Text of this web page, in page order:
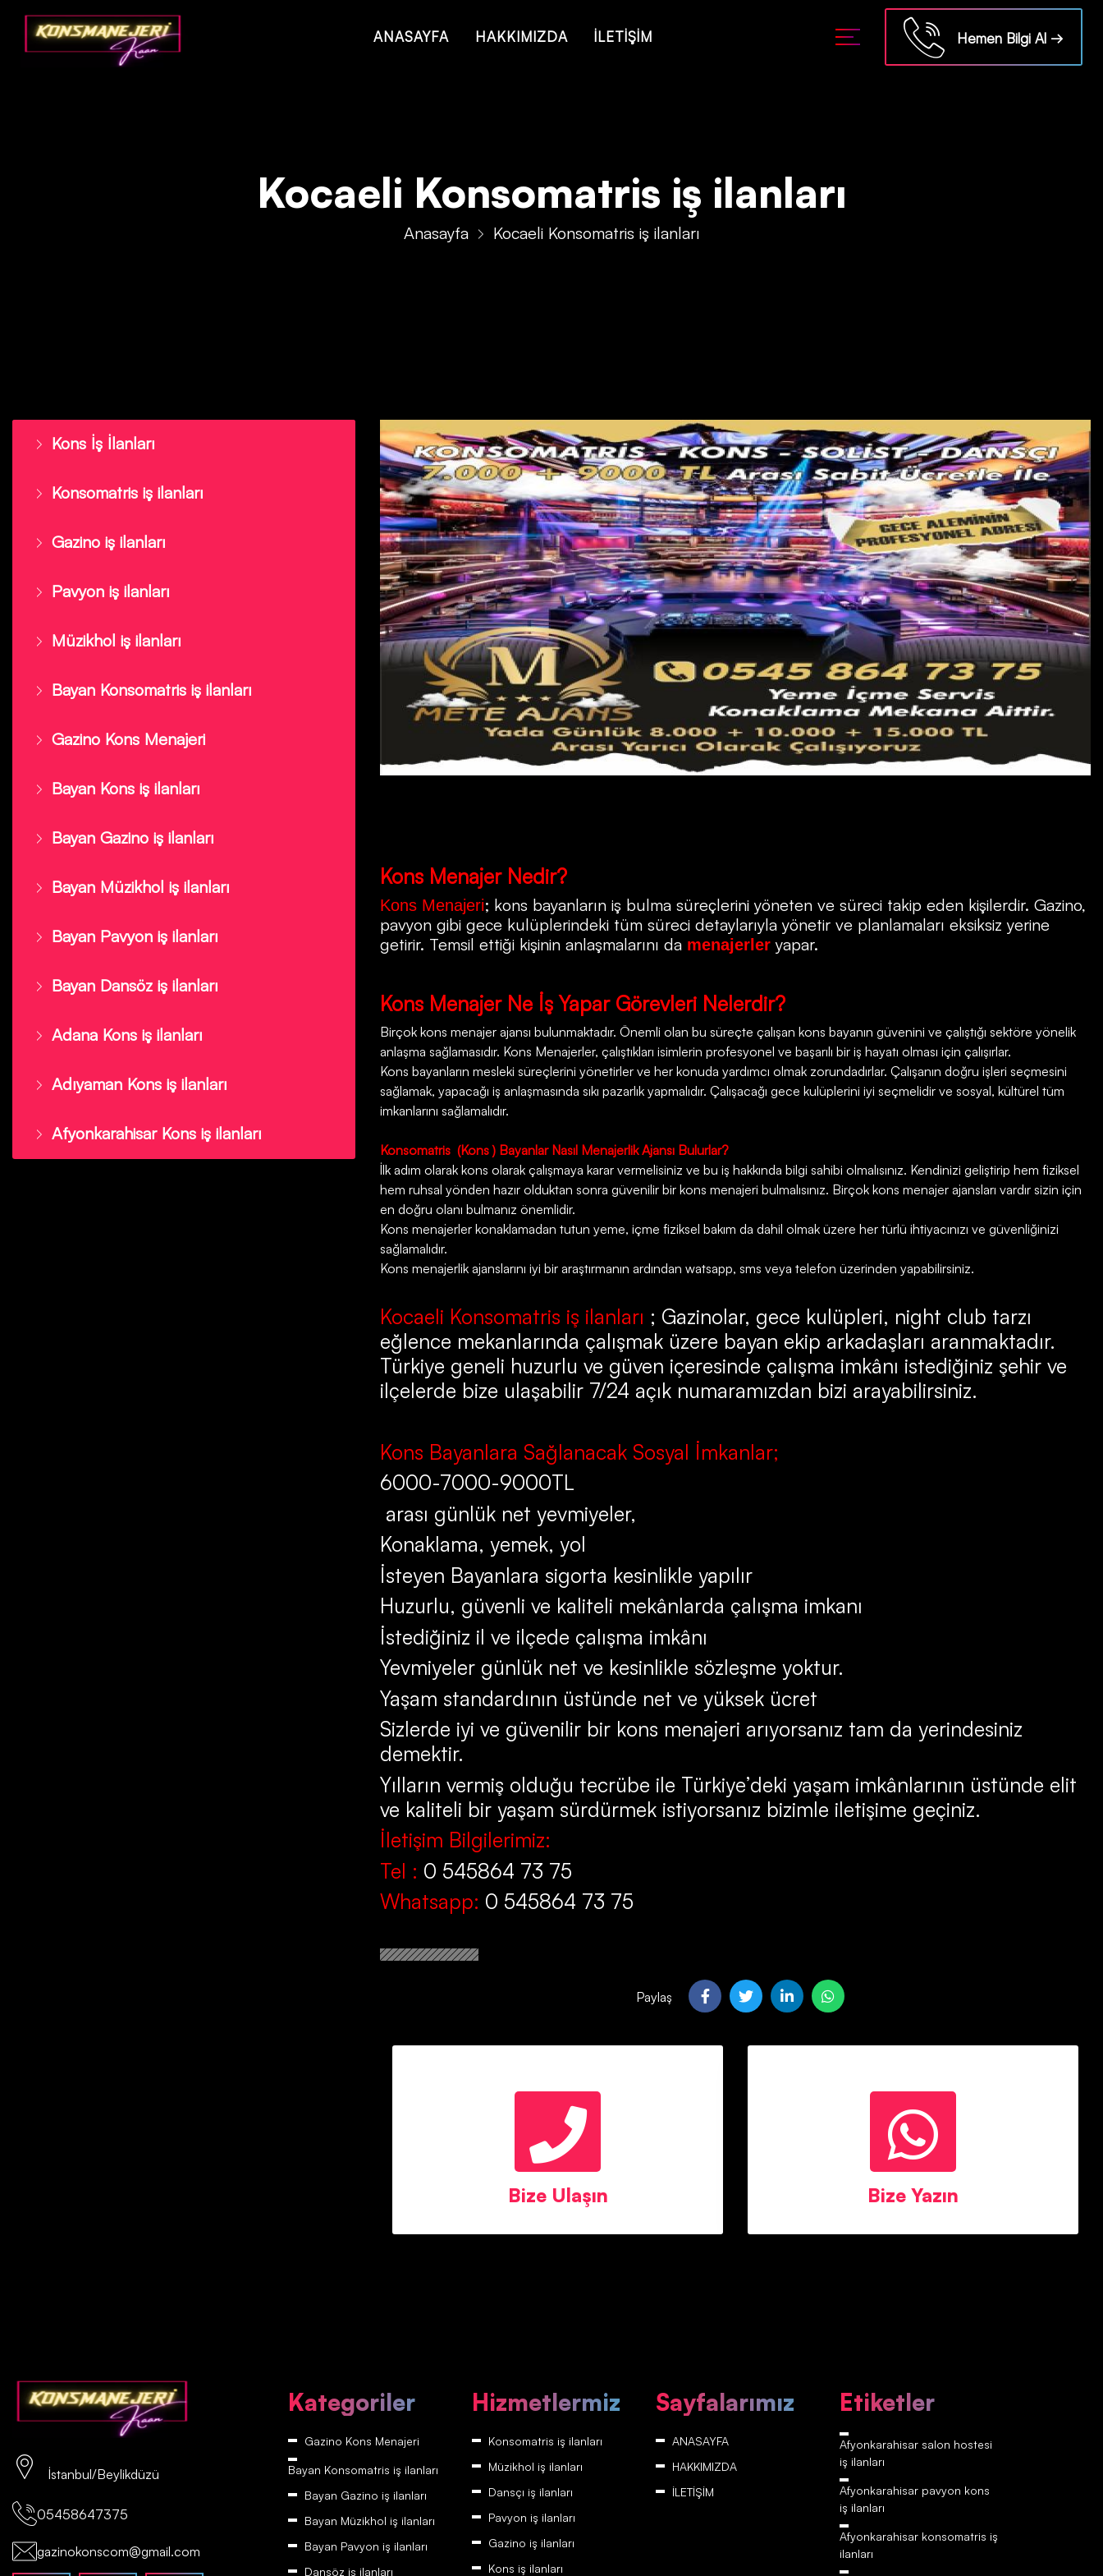
ANASAYFA HAKKIMIZDA İLETİŞİM Hemen Bilgi Al →
Kocaeli Konsomatris iş ilanları
Anasayfa Kocaeli Konsomatris iş ilanları
Kons İş İlanları
Konsomatris iş ilanları
Gazino iş ilanları
Pavyon iş ilanları
Müzikhol iş ilanları
Bayan Konsomatris iş ilanları
Gazino Kons Menajeri
Bayan Kons iş ilanları
Bayan Gazino iş ilanları
Bayan Müzikhol iş ilanları
Bayan Pavyon iş ilanları
Bayan Dansöz iş ilanları
Adana Kons iş ilanları
Adıyaman Kons iş ilanları
Afyonkarahisar Kons iş ilanları
Kons Menajer Nedir?
Kons Menajeri; kons bayanların iş bulma süreçlerini yöneten ve süreci takip eden kişilerdir. Gazino,
pavyon gibi gece kulüplerindeki tüm süreci detaylarıyla yönetir ve planlamaları eksiksiz yerine
getirir. Temsil ettiği kişinin anlaşmalarını da menajerler yapar.
Kons Menajer Ne İş Yapar Görevleri Nelerdir?
Birçok kons menajer ajansı bulunmaktadır. Önemli olan bu süreçte çalışan kons bayanın güvenini ve çalıştığı sektöre yönelik
anlaşma sağlamasıdır. Kons Menajerler, çalıştıkları isimlerin profesyonel ve başarılı bir iş hayatı olması için çalışırlar.
Kons bayanların mesleki süreçlerini yönetirler ve her konuda yardımcı olmak zorundadırlar. Çalışanın doğru işleri seçmesini
sağlamak, yapacağı iş anlaşmasında sıkı pazarlık yapmalıdır. Çalışacağı gece kulüplerini iyi seçmelidir ve sosyal, kültürel tüm
imkanlarını sağlamalıdır.
Konsomatris (Kons ) Bayanlar Nasıl Menajerlik Ajansı Bulurlar?
İlk adım olarak kons olarak çalışmaya karar vermelisiniz ve bu iş hakkında bilgi sahibi olmalısınız. Kendinizi geliştirip hem fiziksel
hem ruhsal yönden hazır olduktan sonra güvenilir bir kons menajeri bulmalısınız. Birçok kons menajer ajansları vardır sizin için
en doğru olanı bulmanız önemlidir.
Kons menajerler konaklamadan tutun yeme, içme fiziksel bakım da dahil olmak üzere her türlü ihtiyacınızı ve güvenliğinizi
sağlamalıdır.
Kons menajerlik ajanslarını iyi bir araştırmanın ardından watsapp, sms veya telefon üzerinden yapabilirsiniz.
Kocaeli Konsomatris iş ilanları ; Gazinolar, gece kulüpleri, night club tarzı
eğlence mekanlarında çalışmak üzere bayan ekip arkadaşları aranmaktadır.
Türkiye geneli huzurlu ve güven içeresinde çalışma imkânı istediğiniz şehir ve
ilçelerde bize ulaşabilir 7/24 açık numaramızdan bizi arayabilirsiniz.
Kons Bayanlara Sağlanacak Sosyal İmkanlar;
6000-7000-9000TL
arası günlük net yevmiyeler,
Konaklama, yemek, yol
İsteyen Bayanlara sigorta kesinlikle yapılır
Huzurlu, güvenli ve kaliteli mekânlarda çalışma imkanı
İstediğiniz il ve ilçede çalışma imkânı
Yevmiyeler günlük net ve kesinlikle sözleşme yoktur.
Yaşam standardının üstünde net ve yüksek ücret
Sizlerde iyi ve güvenilir bir kons menajeri arıyorsanız tam da yerindesiniz
demektir.
Yılların vermiş olduğu tecrübe ile Türkiye’deki yaşam imkânlarının üstünde elit
ve kaliteli bir yaşam sürdürmek istiyorsanız bizimle iletişime geçiniz.
İletişim Bilgilerimiz:
Tel : 0 545864 73 75
Whatsapp: 0 545864 73 75
Paylaş
Bize Ulaşın Bize Yazın
İstanbul/Beylikdüzü
05458647375
gazinokonscom@gmail.com
Kategoriler
Gazino Kons Menajeri
Bayan Konsomatris iş ilanları
Bayan Gazino iş ilanları
Bayan Müzikhol iş ilanları
Bayan Pavyon iş ilanları
Dansöz iş ilanları
Hizmetlermiz
Konsomatris iş ilanları
Müzikhol iş ilanları
Dansçı iş ilanları
Pavyon iş ilanları
Gazino iş ilanları
Kons iş ilanları
Sayfalarımız
ANASAYFA
HAKKIMIZDA
İLETİŞİM
Etiketler
Afyonkarahisar‎‎‎‎ salon hostesi
iş ilanları
Afyonkarahisar‎‎‎‎ pavyon kons
iş ilanları
Afyonkarahisar‎‎‎‎ konsomatris iş
ilanları